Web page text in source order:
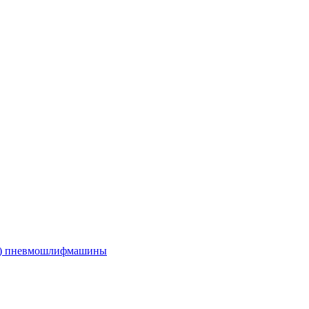
пневмошлифмашины